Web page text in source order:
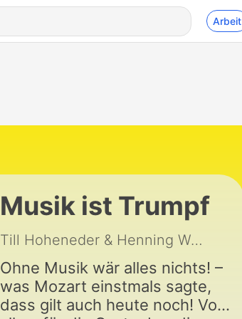
Arbeit
Musik ist Trumpf
Till Hoheneder & Henning Wehland
Ohne Musik wär alles nichts! –
was Mozart einstmals sagte,
dass gilt auch heute noch! Vor